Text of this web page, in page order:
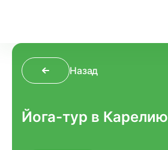
Назад
Йога-тур в Карелию